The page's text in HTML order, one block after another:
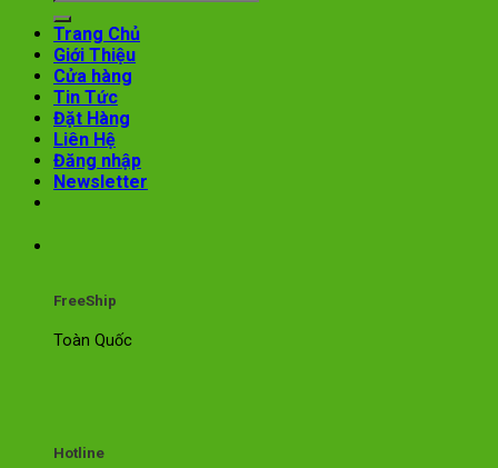
Trang Chủ
Giới Thiệu
Cửa hàng
Tin Tức
Đặt Hàng
Liên Hệ
Đăng nhập
Newsletter
FreeShip
Toàn Quốc
Hotline